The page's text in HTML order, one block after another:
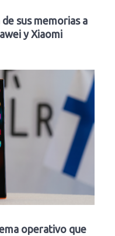
sus memorias a
y Xiaomi
operativo que